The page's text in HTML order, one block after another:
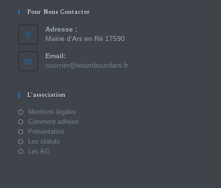
Pour Nous Contacter
Adresse :
Mairie d'Ars en Ré 17590
Email:
courrier@letambourdars.fr
L’association
Mentions légales
Comment adhérer
Présentation
Les statuts
Les AG